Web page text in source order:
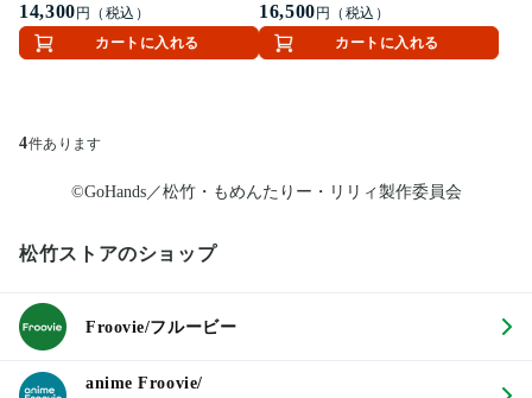
14,300 円（税込）
カートに入れる
16,500 円（税込）
カートに入れる
4件あります
©GoHands／松竹・もめんたりー・リリィ製作委員会
松竹ストアのショップ
Froovie/フルービー
anime Froovie/